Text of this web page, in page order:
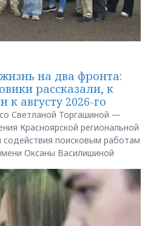
на два фронта:
рассказали, к
августу 2026-го
Светланой Торгашиной —
Красноярской региональной
поисковым работам
Оксаны Василишиной